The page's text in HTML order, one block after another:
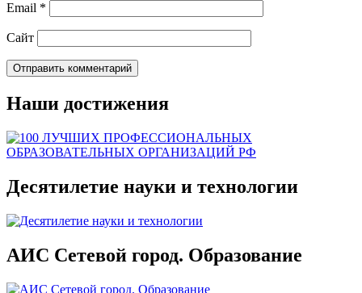
Email *
Сайт
Наши достижения
Десятилетие науки и технологии
АИС Сетевой город. Образование